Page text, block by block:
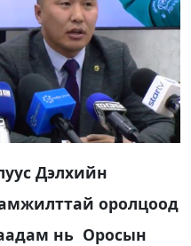
Дэлхийн
оролцоод
нь Оросын